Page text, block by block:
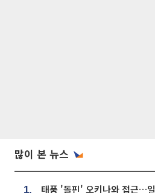
많이 본 뉴스
1.